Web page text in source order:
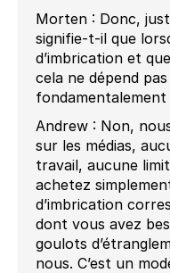
Morten : Donc,
signifie-t-il que
d’imbrication et
cela ne dépend
fondamentalement
Andrew : Non,
sur les médias,
travail, aucune
achetez
d’imbrication
dont vous avez
goulots
nous. C’est un